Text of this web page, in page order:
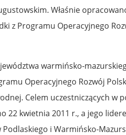
Właśnie
z Programu Operacyjnego
warmińsko-
Operacyjnego Rozwój
Celem uczestniczących w
kwietnia 2011 r., a jego
Podlaskiego i Warmińsko-